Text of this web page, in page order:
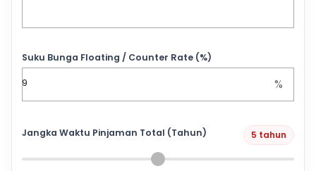
Suku Bunga Floating / Counter Rate (%)
%
Jangka Waktu Pinjaman Total (Tahun) 5 tahun